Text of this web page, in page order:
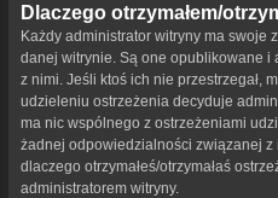
Dlaczego otrzymałem/
Każdy administrator witryny ma swoje
danej witrynie. Są one opublikowane i
z nimi. Jeśli ktoś ich nie przestrzegał,
udzieleniu ostrzeżenia decyduje
ma nic wspólnego z ostrzeżeniami
żadnej odpowiedzialności związanej z
dlaczego otrzymałeś/otrzymałaś
administratorem witryny.